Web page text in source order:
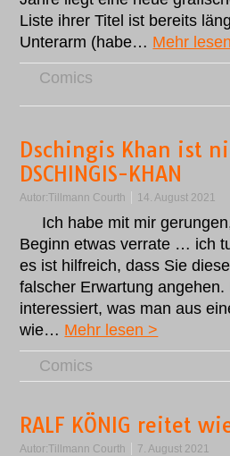
Liste ihrer Titel ist bereits
Unterarm (habe… Mehr
Comics
Dschingis Khan ist
DSCHINGIS-KHAN
Autor:Tillmann Courth 14. August 2021
Ich habe mit mir
Beginn etwas verrate … ich
es ist hilfreich, dass Sie
falscher Erwartung angehen.
interessiert, was man aus
wie… Mehr lesen >
Comics
RALF KÖNIG reitet
Autor:Tillmann Courth 7. August 2021